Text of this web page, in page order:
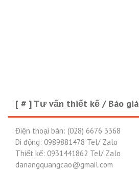
[ # ] Tư vấn thiết kế / Báo giá
Điện thoại bàn: (028) 6676 3368
Di động: 0989881478 Tel/ Zalo
Thiết kế: 0931441862 Tel/ Zalo
danangquangcao@gmail.com